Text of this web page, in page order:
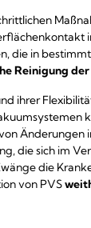
die in
Reinigung der
ihrer
Änderungen
die sich im
die
von PVS